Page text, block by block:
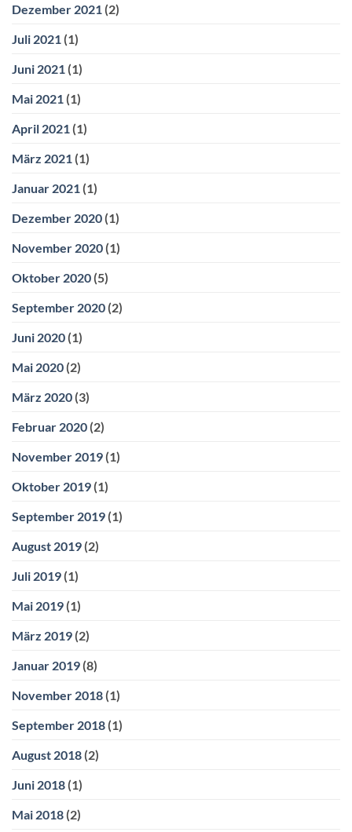
Dezember 2021 (2)
Juli 2021 (1)
Juni 2021 (1)
Mai 2021 (1)
April 2021 (1)
März 2021 (1)
Januar 2021 (1)
Dezember 2020 (1)
November 2020 (1)
Oktober 2020 (5)
September 2020 (2)
Juni 2020 (1)
Mai 2020 (2)
März 2020 (3)
Februar 2020 (2)
November 2019 (1)
Oktober 2019 (1)
September 2019 (1)
August 2019 (2)
Juli 2019 (1)
Mai 2019 (1)
März 2019 (2)
Januar 2019 (8)
November 2018 (1)
September 2018 (1)
August 2018 (2)
Juni 2018 (1)
Mai 2018 (2)